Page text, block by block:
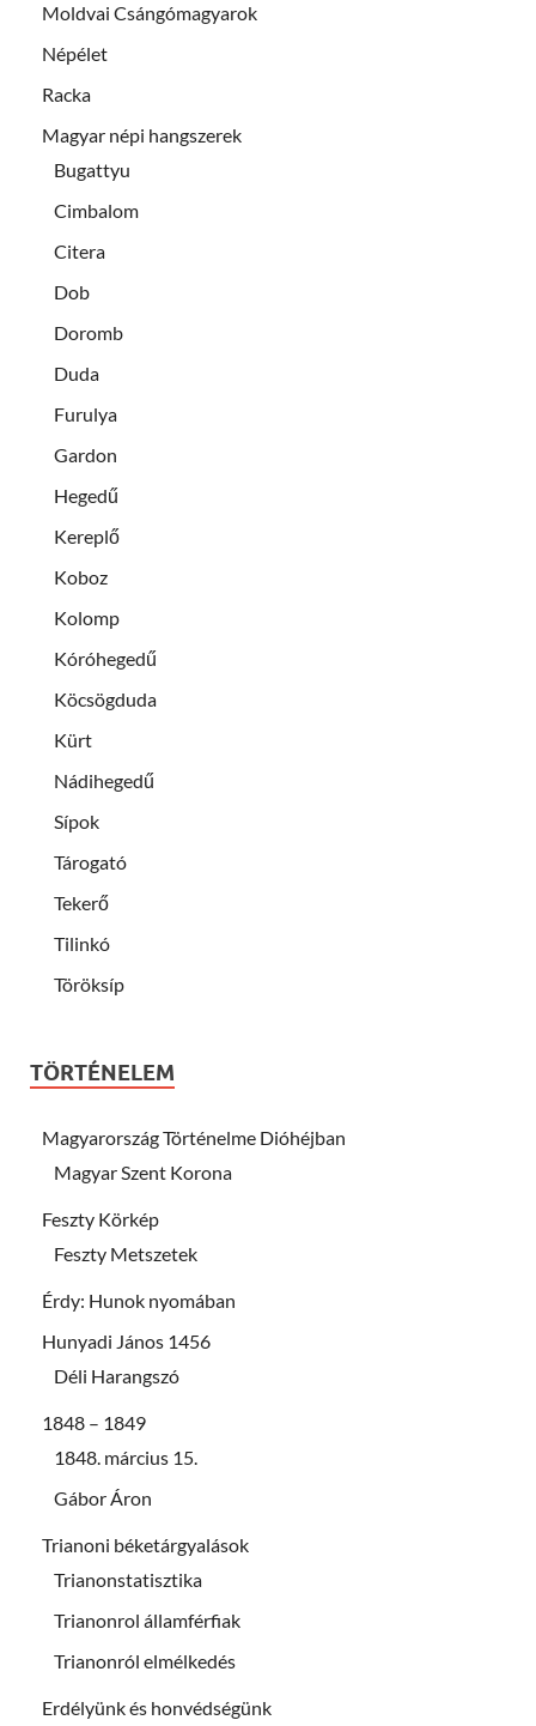
Moldvai Csángómagyarok
Népélet
Racka
Magyar népi hangszerek
Bugattyu
Cimbalom
Citera
Dob
Doromb
Duda
Furulya
Gardon
Hegedű
Kereplő
Koboz
Kolomp
Kóróhegedű
Köcsögduda
Kürt
Nádihegedű
Sípok
Tárogató
Tekerő
Tilinkó
Töröksíp
TÖRTÉNELEM
Magyarország Történelme Dióhéjban
Magyar Szent Korona
Feszty Körkép
Feszty Metszetek
Érdy: Hunok nyomában
Hunyadi János 1456
Déli Harangszó
1848 – 1849
1848. március 15.
Gábor Áron
Trianoni béketárgyalások
Trianonstatisztika
Trianonrol államférfiak
Trianonról elmélkedés
Erdélyünk és honvédségünk